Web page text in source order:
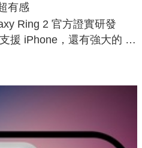
有感
Ring 2 官方證實研發
援 iPhone，還有強大的 AI